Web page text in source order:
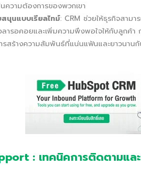
นความต้องการของพวกเขา
นุนแบบเรียลไทม์: CRM ช่วยให้ธุรกิจสาม
ารอคอยและเพิ่มความพึงพอใจให้กับลูกค้
สร้างความสัมพันธ์ที่แน่นแฟ้นและยาวนาน
: เทคนิคการติดตามแล